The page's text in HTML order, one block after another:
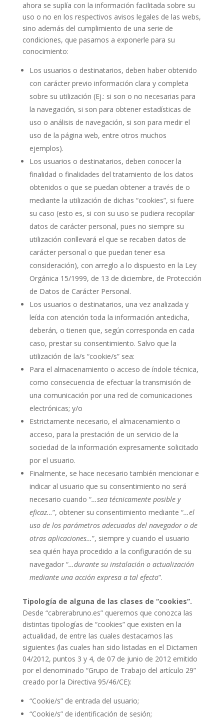
ahora se suplía con la información facilitada sobre su
uso o no en los respectivos avisos legales de las webs,
sino además del cumplimiento de una serie de
condiciones, que pasamos a exponerle para su
conocimiento:
Los usuarios o destinatarios, deben haber obtenido
con carácter previo información clara y completa
sobre su utilización (Ej.: si son o no necesarias para
la navegación, si son para obtener estadísticas de
uso o análisis de navegación, si son para medir el
uso de la página web, entre otros muchos
ejemplos).
Los usuarios o destinatarios, deben conocer la
finalidad o finalidades del tratamiento de los datos
obtenidos o que se puedan obtener a través de o
mediante la utilización de dichas “cookies”, si fuere
su caso (esto es, si con su uso se pudiera recopilar
datos de carácter personal, pues no siempre su
utilización conllevará el que se recaben datos de
carácter personal o que puedan tener esa
consideración), con arreglo a lo dispuesto en la Ley
Orgánica 15/1999, de 13 de diciembre, de Protección
de Datos de Carácter Personal.
Los usuarios o destinatarios, una vez analizada y
leída con atención toda la información antedicha,
deberán, o tienen que, según corresponda en cada
caso, prestar su consentimiento. Salvo que la
utilización de la/s “cookie/s” sea:
Para el almacenamiento o acceso de índole técnica,
como consecuencia de efectuar la transmisión de
una comunicación por una red de comunicaciones
electrónicas; y/o
Estrictamente necesario, el almacenamiento o
acceso, para la prestación de un servicio de la
sociedad de la información expresamente solicitado
por el usuario.
Finalmente, se hace necesario también mencionar e
indicar al usuario que su consentimiento no será
necesario cuando “…sea técnicamente posible y
eficaz…”, obtener su consentimiento mediante “…el
uso de los parámetros adecuados del navegador o de
otras aplicaciones…”, siempre y cuando el usuario
sea quién haya procedido a la configuración de su
navegador “…durante su instalación o actualización
mediante una acción expresa a tal efecto”.
Tipología de alguna de las clases de “cookies”.
Desde “cabrerabruno.es” queremos que conozca las
distintas tipologías de “cookies” que existen en la
actualidad, de entre las cuales destacamos las
siguientes (las cuales han sido listadas en el Dictamen
04/2012, puntos 3 y 4, de 07 de junio de 2012 emitido
por el denominado “Grupo de Trabajo del artículo 29”
creado por la Directiva 95/46/CE):
“Cookie/s” de entrada del usuario;
“Cookie/s” de identificación de sesión;